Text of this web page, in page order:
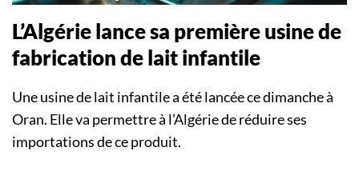
L’Algérie lance sa première usine de
fabrication de lait infantile
Une usine de lait infantile a été lancée ce dimanche à
Oran. Elle va permettre à l’Algérie de réduire ses
importations de ce produit.